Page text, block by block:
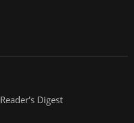
Reader's Digest